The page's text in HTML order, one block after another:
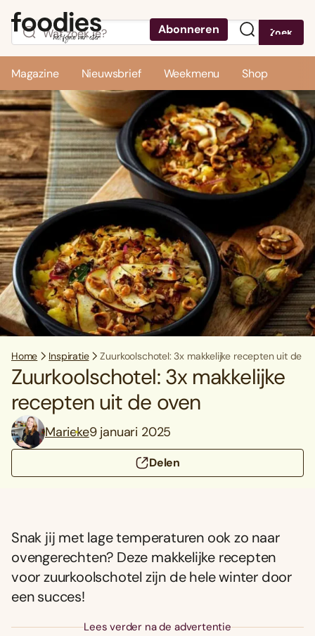
Abonneren Zoek
Magazine Nieuwsbrief Weekmenu Shop
Home Inspiratie Zuurkoolschotel: 3x makkelijke recepten uit de
Zuurkoolschotel: 3x makkelijke
recepten uit de oven
Marieke9 januari 2025
Delen
Snak jij met lage temperaturen ook zo naar
ovengerechten? Deze makkelijke recepten
voor zuurkoolschotel zijn de hele winter door
een succes!
Lees verder na de advertentie